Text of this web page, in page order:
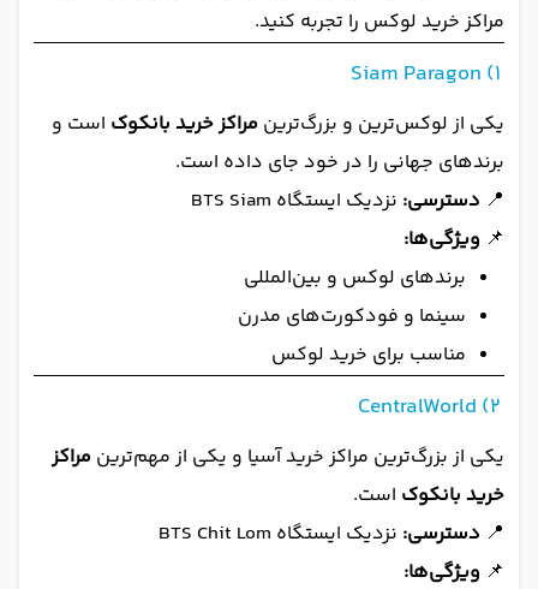
مراکز خرید لوکس را تجربه کنید.
یکی از لوکس‌ترین و بزرگ‌ترین مراکز خرید بانکوک است و
برندهای جهانی را در خود جای داده است.
📍 دسترسی: نزدیک ایستگاه BTS Siam
📌 ویژگی‌ها:
برندهای لوکس و بین‌المللی
سینما و فودکورت‌های مدرن
مناسب برای خرید لوکس
یکی از بزرگ‌ترین مراکز خرید آسیا و یکی از مهم‌ترین مراکز
خرید بانکوک است.
📍 دسترسی: نزدیک ایستگاه BTS Chit Lom
📌 ویژگی‌ها: